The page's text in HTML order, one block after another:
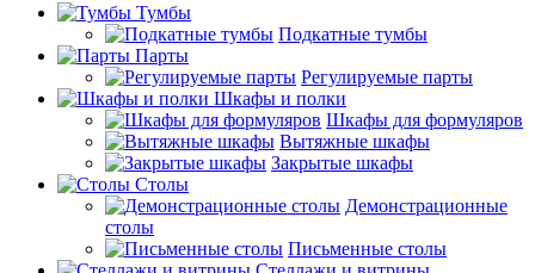
Тумбы
Подкатные тумбы
Парты
Регулируемые парты
Шкафы и полки
Шкафы для формуляров
Вытяжные шкафы
Закрытые шкафы
Столы
Демонстрационные
столы
Письменные столы